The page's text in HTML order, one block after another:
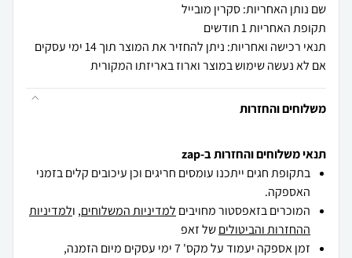
שם נותן האחריות: סקרין מובייל
תקופת האחריות 1 חודשים
תנאי רכישה ואחריות: ניתן להחזיר את המוצר תוך 14 ימי עסקים
אם לא נעשה שימוש במוצר וארוז באריזתו המקורית
משלוחים והחזרות
תנאי משלוחים והחזרות ב-zap
בתקופת חגים ייתכנו עומסים חריגים וכן עיכובים קלים בזמני
האספקה.
המוכרים בזאפסטור מחויבים למדיניות המשלוחים, ולמדיניות
ההחזרות והביטוליםשל זאפ
זמן אספקה יעמוד על מקס' 7 ימי עסקים מיום הזמנה,